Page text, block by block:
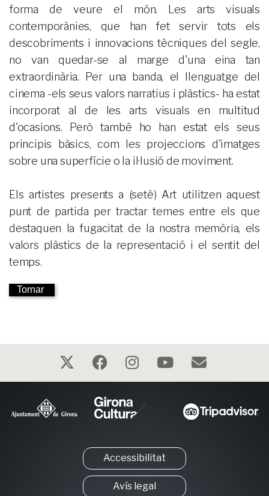
forma de veure el món. Les arts visuals
contemporànies, que han fet servir tots els
descobriments i innovacions tècniques del segle,
no van quedar-se al marge d'una eina tan
extraordinària. Per una banda, el llenguatge del
cinema -els seus valors narratius i plàstics- ha estat
incorporat al de les arts visuals en multitud
d'ocasions. Però també ho han estat els seus
principis bàsics, com les projeccions d'imatges
sobre una superfície o la il·lusió de moviment.
Els artistes presents a (setè) Art utilitzen aquest
punt de partida per tractar temes entre els que
destaquen la fugacitat de la nostra memòria, els
valors plàstics de la representació i el sentit del
temps.
Tornar
Accessibilitat
Avís legal